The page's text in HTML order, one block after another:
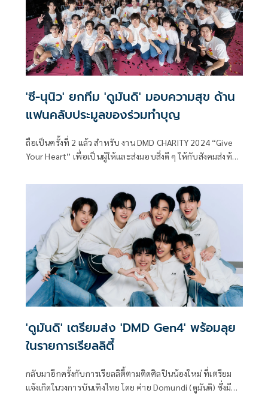
สิทธิพันธ์
'ซี-นุนิว' ยกทีม 'ดูมันดิ' มอบความสุข ด้าน
แฟนคลับประมูลของร่วมทำบุญ
ถือเป็นครั้งที่ 2 แล้ว สำหรับ งาน DMD CHARITY 2024 “Give
Your Heart” เพื่อเป็นผู้ให้และส่งมอบสิ่งดี ๆ ให้กับสังคมส่งท้าย
หมุนเวียนกันมาร้องเพลงแจกความสุข พร้อมทั้งมีการประมูล
เสื้อจากนักแสดงคนโปรด
'ดูมันดิ' เตรียมส่ง 'DMD Gen4' พร้อมลุย
ในรายการเรียลลิตี้
กลับมาอีกครั้งกับการเรียลลิตี้ตามติดศิลปินน้องใหม่ ที่เตรียม
แจ้งเกิดในวงการบันเทิงไทย โดย ค่าย Domundi (ดูมันดิ) ซึ่งมีชื่อ